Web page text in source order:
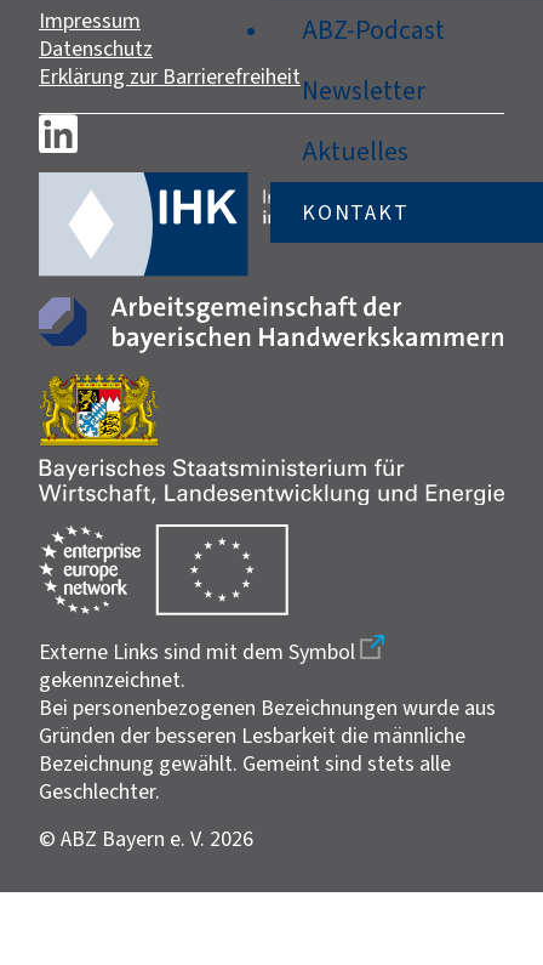
ABZ-Podcast
Newsletter
Aktuelles
KONTAKT
Impressum
Datenschutz
Erklärung zur Barrierefreiheit
Externe Links sind mit dem Symbol
gekennzeichnet.
Bei personenbezogenen Bezeichnungen wurde aus
Gründen der besseren Lesbarkeit die männliche
Bezeichnung gewählt. Gemeint sind stets alle
Geschlechter.
© ABZ Bayern e. V. 2026